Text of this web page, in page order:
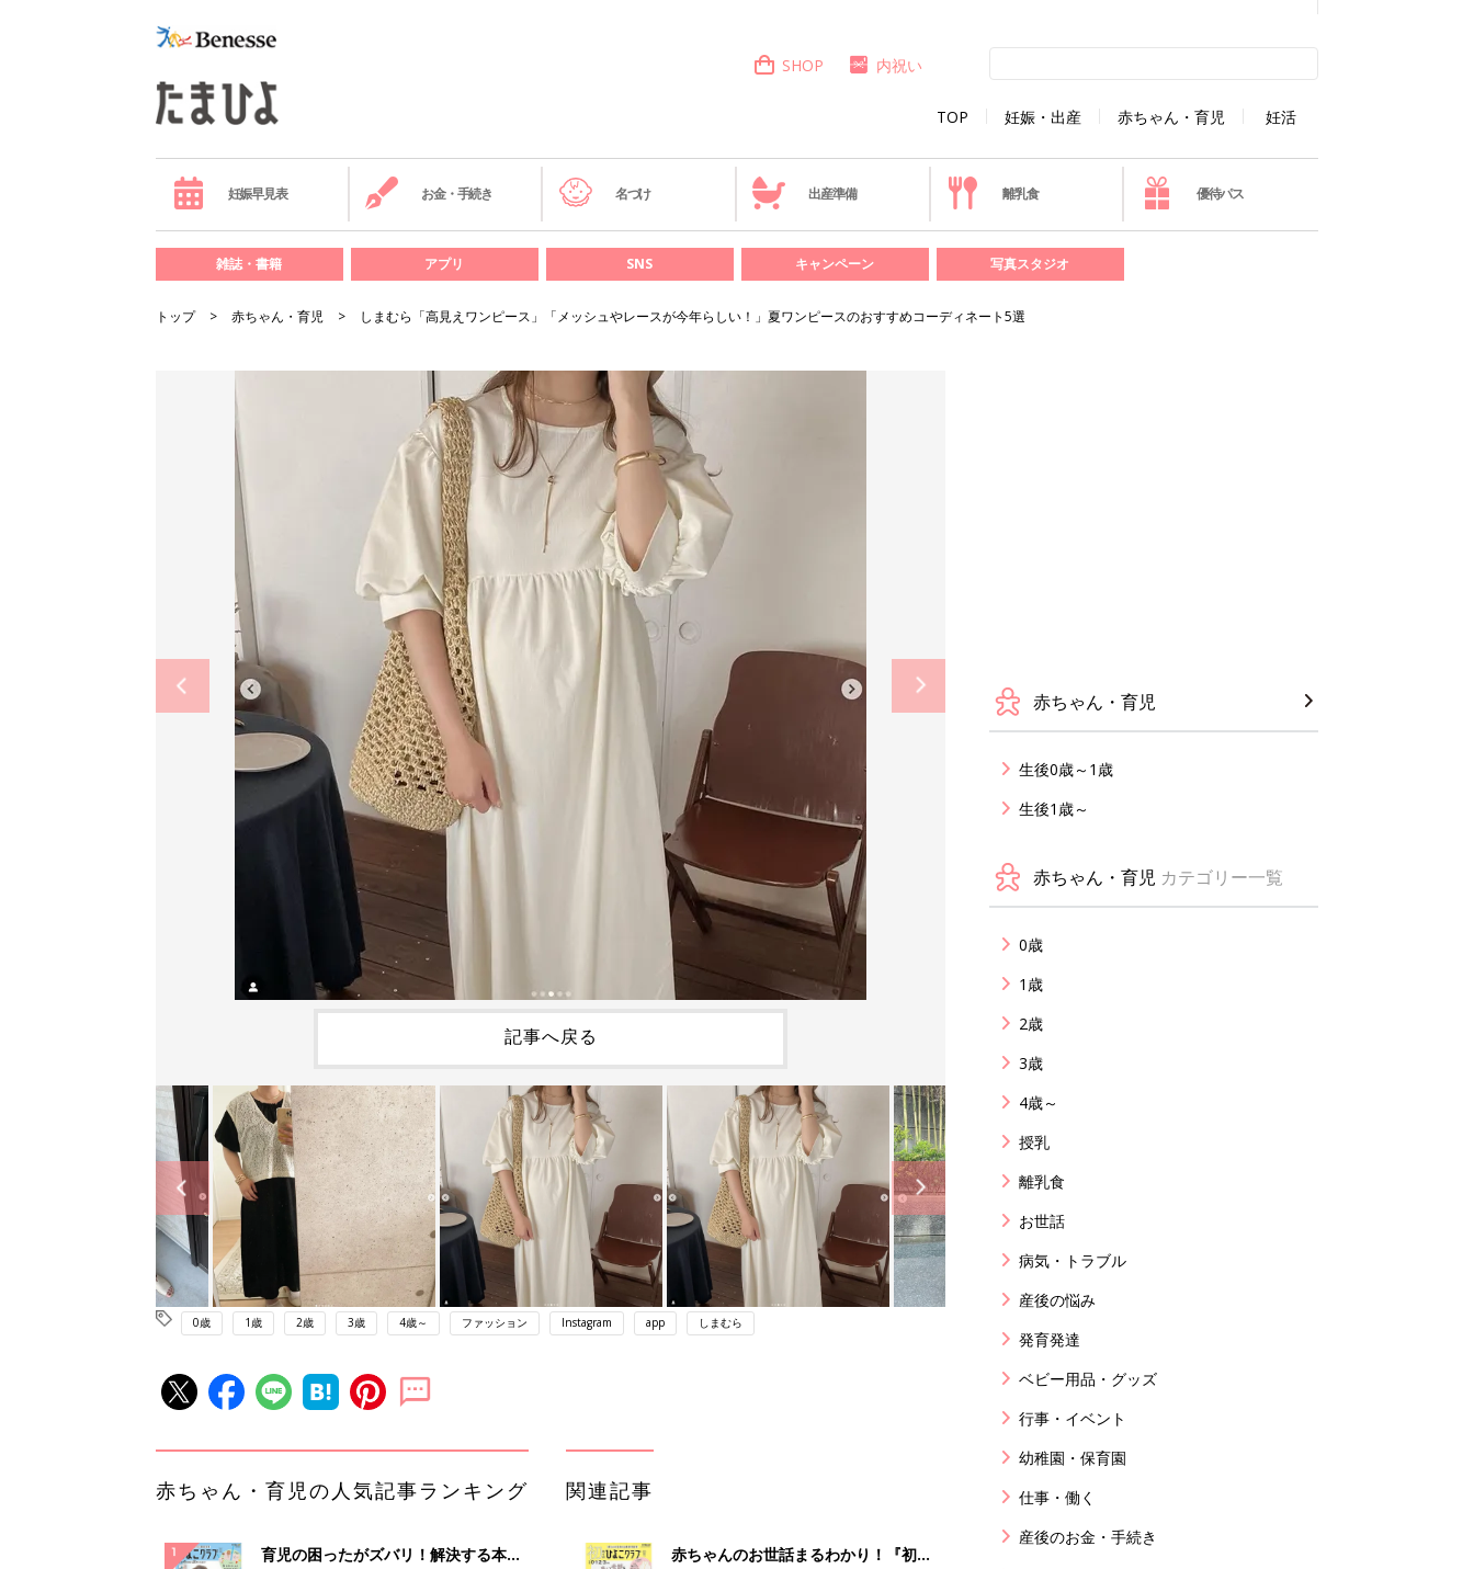
TOP 妊娠・出産 赤ちゃん・育児 妊活
SHOP 内祝い
妊娠早見表 お金・手続き 名づけ 出産準備 離乳食 優待パス
雑誌・書籍 アプリ SNS キャンペーン 写真スタジオ
トップ 赤ちゃん・育児 しまむら「高見えワンピース」「メッシュやレースが今年らしい！」夏ワンピースのおすすめコーディネート5選
記事へ戻る
0歳 1歳 2歳 3歳 4歳～ ファッション Instagram app しまむら
赤ちゃん・育児の人気記事ランキング
育児の困ったがズバリ！解決する本
関連記事
赤ちゃんのお世話まるわかり！『初め
赤ちゃん・育児
生後0歳～1歳
生後1歳～
赤ちゃん・育児 カテゴリー一覧
0歳
1歳
2歳
3歳
4歳～
授乳
離乳食
お世話
病気・トラブル
産後の悩み
発育発達
ベビー用品・グッズ
行事・イベント
幼稚園・保育園
仕事・働く
産後のお金・手続き